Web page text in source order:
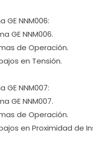
GE NNM006:
GE NNM006.
de Operación.
en Tensión.
GE NNM007:
GE NNM007.
de Operación.
en Proximidad de